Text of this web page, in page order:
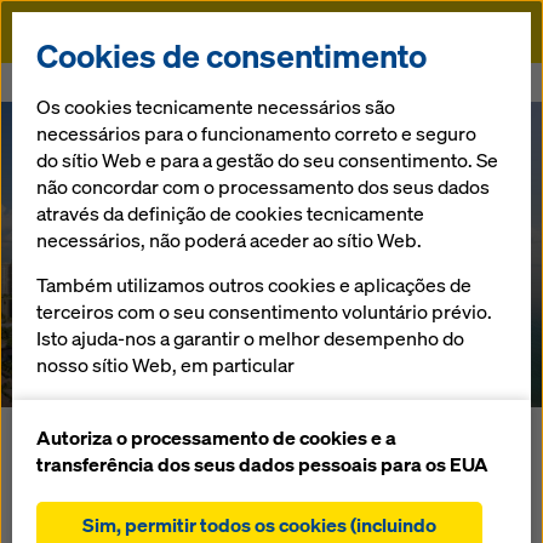
Doka
Regalia
EUA
A construção do Regalia Sunny Isles Beach, que será o
futuro edifício habitacional mais luxuoso no sul da Florida,
contou com o sistema Super Climber SCP, a cofragem
autotrepante mais rápida do mercado norteamericano.
Cookies de consentimento
Os cookies tecnicamente necessários são
necessários para o funcionamento correto e seguro
do sítio Web e para a gestão do seu consentimento. Se
não concordar com o processamento dos seus dados
através da definição de cookies tecnicamente
necessários, não poderá aceder ao sítio Web.
Também utilizamos outros cookies e aplicações de
terceiros com o seu consentimento voluntário prévio.
Isto ajuda-nos a garantir o melhor desempenho do
nosso sítio Web, em particular
nosso sítio Web (cookies funcionais e
estatísticos),
ao utilizar a loja online Doka (cookies funcionais e
Autoriza o processamento de cookies e a
transferência dos seus dados pessoais para os EUA
Sim, permitir todos os cookies (incluindo